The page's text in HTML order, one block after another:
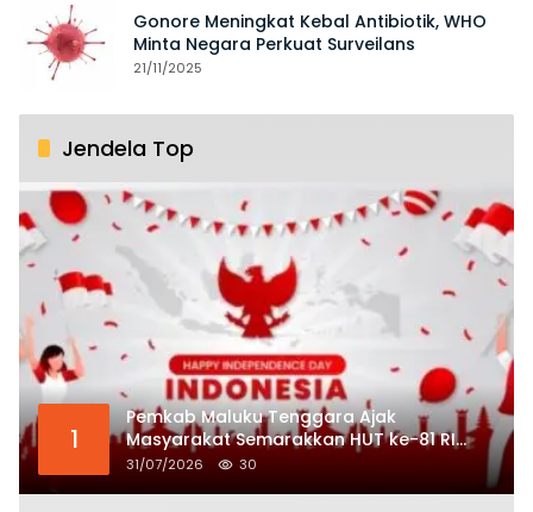
Gonore Meningkat Kebal Antibiotik, WHO
Minta Negara Perkuat Surveilans
21/11/2025
Jendela Top
1
Pemkab Maluku Tenggara Ajak
Masyarakat Semarakkan HUT ke-81 RI
dengan Semangat Nasionalisme
31/07/2026 30